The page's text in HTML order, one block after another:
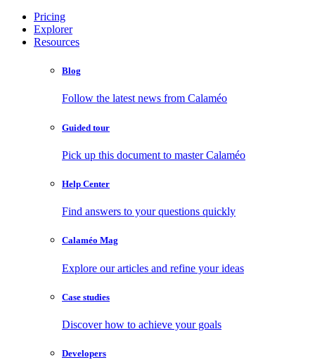
Pricing
Explorer
Resources
Blog
Follow the latest news from Calaméo
Guided tour
Pick up this document to master Calaméo
Help Center
Find answers to your questions quickly
Calaméo Mag
Explore our articles and refine your ideas
Case studies
Discover how to achieve your goals
Developers